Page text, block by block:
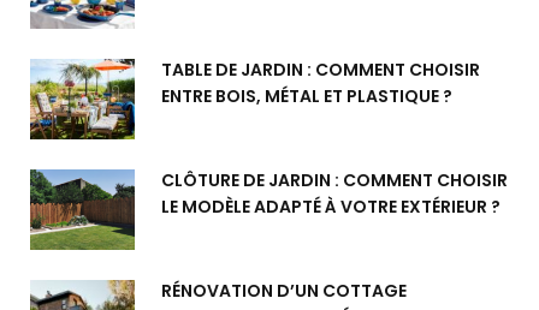
TABLE DE JARDIN : COMMENT CHOISIR
ENTRE BOIS, MÉTAL ET PLASTIQUE ?
CLÔTURE DE JARDIN : COMMENT CHOISIR
LE MODÈLE ADAPTÉ À VOTRE EXTÉRIEUR ?
RÉNOVATION D’UN COTTAGE